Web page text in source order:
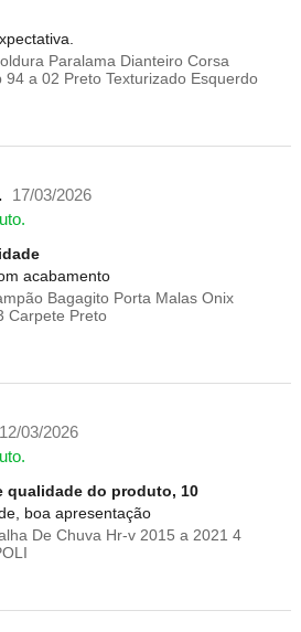
Paralama Dianteiro Corsa
94 a 02 Preto Texturizado Esquerdo
17/03/2026
acabamento
Bagagito Porta Malas Onix
Carpete Preto
12/03/2026
qualidade do produto, 10
boa apresentação
De Chuva Hr-v 2015 a 2021 4